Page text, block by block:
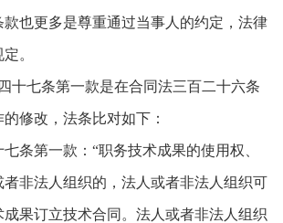
也更多是尊重通过当事人的约定，法律
。
十七条第一款是在合同法三百二十六条
修改，法条比对如下：
条第一款：“职务技术成果的使用权、
非法人组织的，法人或者非法人组织可
成果订立技术合同。法人或者非法人组织